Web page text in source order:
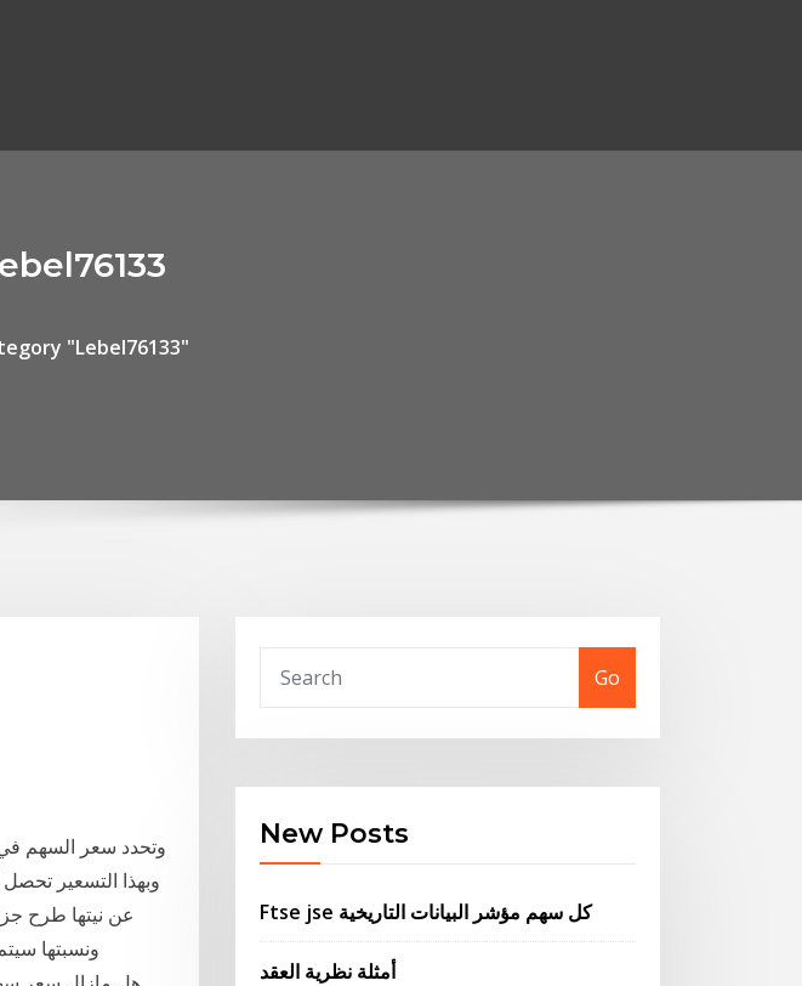
"Lebel76133"
عن نيتها طرح
ونسبتها
Go
New Posts
Ftse jse كل سهم مؤشر البيانات التاريخية
أمثلة نظرية العقد